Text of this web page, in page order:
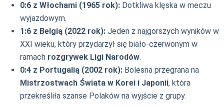
0:6 z Włochami (1965 rok): Dotkliwa klęska w meczu
wyjazdowym.
1:6 z Belgią (2022 rok): Jeden z najgorszych wyników w
XXI wieku, który przydarzył się biało-czerwonym w
ramach rozgrywek Ligi Narodów.
0:4 z Portugalią (2002 rok): Bolesna przegrana na
Mistrzostwach Świata w Korei i Japonii, która
przekreśliła szanse Polaków na wyjście z grupy.